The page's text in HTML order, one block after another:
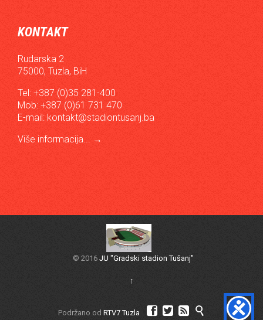
KONTAKT
Rudarska 2
75000, Tuzla, BiH
Tel: +387 (0)35 281-400
Mob: +387 (0)61 731 470
E-mail: kontakt@stadiontusanj.ba
Više informacija...
→
© 2016 JU "Gradski stadion Tušanj"
↑
Podržano od RTV7 Tuzla    